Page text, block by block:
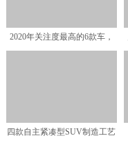
2020年关注度最高的6款车，
四款自主紧凑型SUV制造工艺